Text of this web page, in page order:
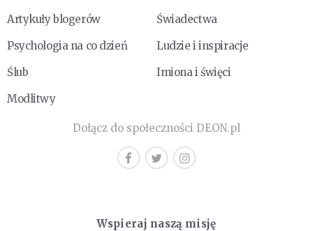
Artykuły blogerów
Świadectwa
Psychologia na co dzień
Ludzie i inspiracje
Ślub
Imiona i święci
Modlitwy
Dołącz do społeczności DEON.pl
Wspieraj naszą misję